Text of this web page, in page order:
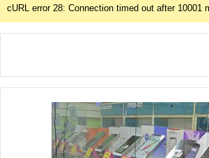
cURL error 28: Connection timed out after 10001